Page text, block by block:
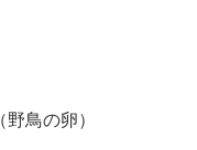
鳥の卵）